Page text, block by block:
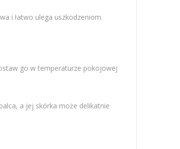
i łatwo ulega uszkodzeniom.
go w temperaturze pokojowej
a jej skórka może delikatnie